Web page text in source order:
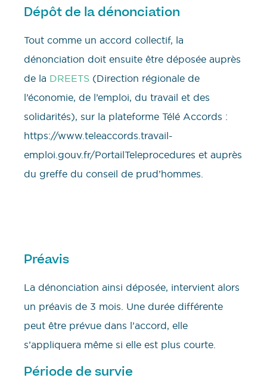
Dépôt de la dénonciation
Tout comme un accord collectif, la
dénonciation doit ensuite être déposée auprès
de la DREETS (Direction régionale de
l’économie, de l’emploi, du travail et des
solidarités), sur la plateforme Télé Accords :
https://www.teleaccords.travail-
emploi.gouv.fr/PortailTeleprocedures et auprès
du greffe du conseil de prud’hommes.
Préavis
La dénonciation ainsi déposée, intervient alors
un préavis de 3 mois. Une durée différente
peut être prévue dans l’accord, elle
s’appliquera même si elle est plus courte.
Période de survie